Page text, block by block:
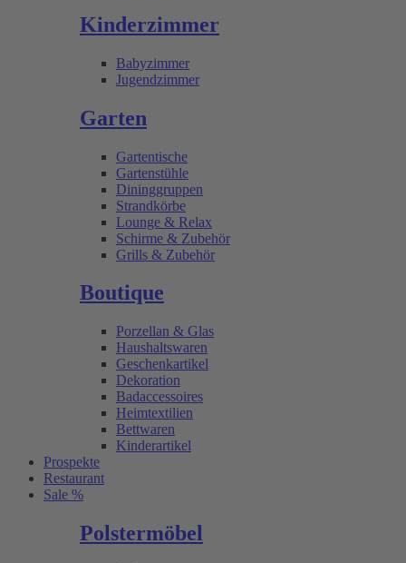
Kinderzimmer
Babyzimmer
Jugendzimmer
Garten
Gartentische
Gartenstühle
Dininggruppen
Strandkörbe
Lounge & Relax
Schirme & Zubehör
Grills & Zubehör
Boutique
Porzellan & Glas
Haushaltswaren
Geschenkartikel
Dekoration
Badaccessoires
Heimtextilien
Bettwaren
Kinderartikel
Prospekte
Restaurant
Sale %
Polstermöbel